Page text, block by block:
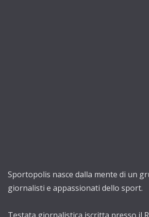
Sportopolis nasce dalla mente di un
giornalisti e appassionati dello sport.